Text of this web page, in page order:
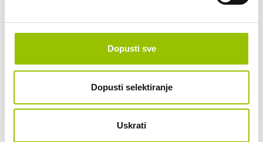
Dopusti sve
Dopusti selektiranje
Uskrati
RUČNI MJENJAČ EUROSUPER
VEĆ OD:328,00 € /mj